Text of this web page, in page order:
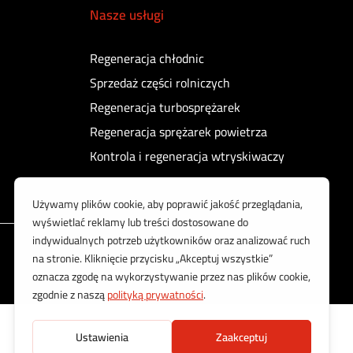
Nasze usługi
Regeneracja chłodnic
Sprzedaż części rolniczych
Regeneracja turbosprężarek
Regeneracja sprężarek powietrza
Kontrola i regeneracja wtryskiwaczy
Korzystamy z bezpiecznych płatności